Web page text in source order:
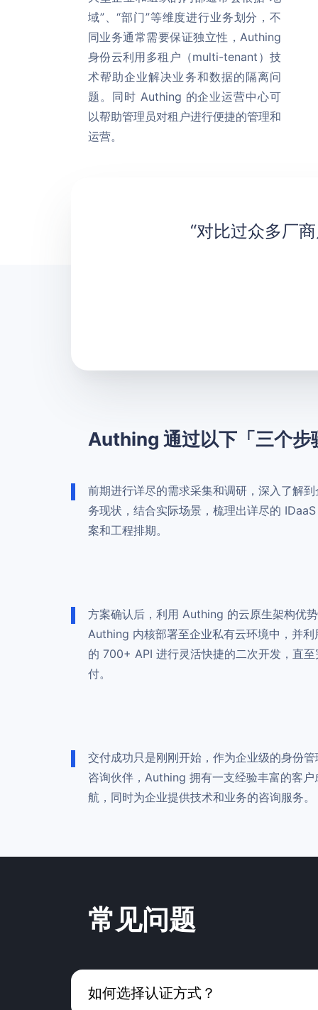
域”、“部门”等维度进行业务划分，不
同业务通常需要保证独立性，Authing
身份云利用多租户（multi-tenant）技
术帮助企业解决业务和数据的隔离问
题。同时 Authing 的企业运营中心可
以帮助管理员对租户进行便捷的管理和
运营。
“对比过众多厂
Authing 通过以下「三个步
前期进行详尽的需求采集和调研，深入了解
务现状，结合实际场景，梳理出详尽的
案和工程排期。
方案确认后，利用 Authing 的云原生架构优
Authing 内核部署至企业私有云环境中，并利
的 700+ API 进行灵活快捷的二次开发，直至
付。
交付成功只是刚刚开始，作为企业级的身份
咨询伙伴，Authing 拥有一支经验丰富的客
航，同时为企业提供技术和业务的咨询服务。
常见问题
如何选择认证方式？